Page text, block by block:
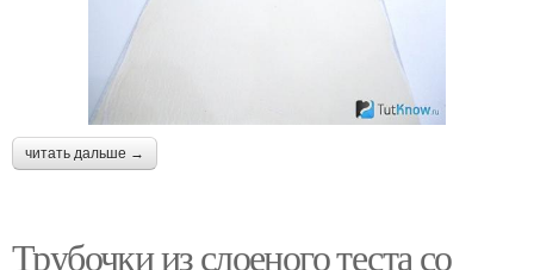
читать дальше →
Трубочки из слоеного теста со